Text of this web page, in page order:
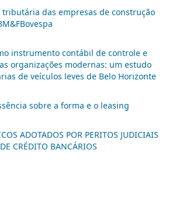
tributária das empresas de construção
instrumento contábil de controle e
organizações modernas: um estudo
de veículos leves de Belo Horizonte
sobre a forma e o leasing
ADOTADOS POR PERITOS JUDICIAIS
CRÉDITO BANCÁRIOS